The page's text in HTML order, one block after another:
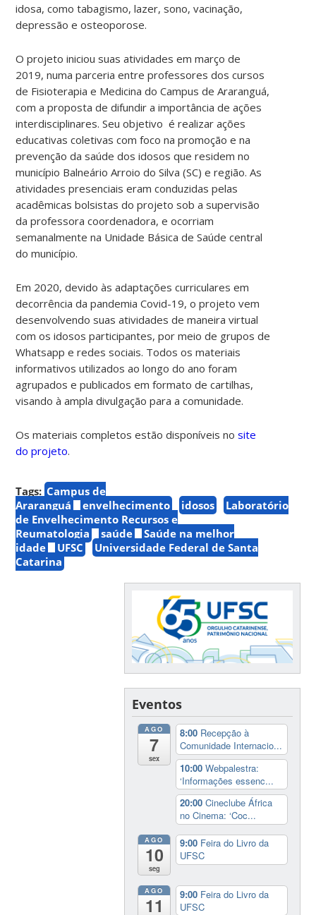
idosa, como tabagismo, lazer, sono, vacinação,
depressão e osteoporose.
O projeto iniciou suas atividades em março de
2019, numa parceria entre professores dos cursos
de Fisioterapia e Medicina do Campus de Araranguá,
com a proposta de difundir a importância de ações
interdisciplinares. Seu objetivo é realizar ações
educativas coletivas com foco na promoção e na
prevenção da saúde dos idosos que residem no
município Balneário Arroio do Silva (SC) e região. As
atividades presenciais eram conduzidas pelas
acadêmicas bolsistas do projeto sob a supervisão
da professora coordenadora, e ocorriam
semanalmente na Unidade Básica de Saúde central
do município.
Em 2020, devido às adaptações curriculares em
decorrência da pandemia Covid-19, o projeto vem
desenvolvendo suas atividades de maneira virtual
com os idosos participantes, por meio de grupos de
Whatsapp e redes sociais. Todos os materiais
informativos utilizados ao longo do ano foram
agrupados e publicados em formato de cartilhas,
visando à ampla divulgação para a comunidade.
Os materiais completos estão disponíveis nosite
do projeto.
Tags: Campus de
Araranguá
envelhecimento idosos
Laboratório
de Envelhecimento Recursos e
Reumatologia
saúde
Saúde na melhor
idade
UFSC
Universidade Federal de Santa
Catarina
Eventos
AGO
7
sex
8:00 Recepção à
Comunidade Internacio...
10:00Webpalestra:
‘Informações essenc...
20:00Cineclube África
no Cinema: ‘Coc...
AGO
10
seg
9:00 Feira do Livro da
UFSC
AGO
11
9:00 Feira do Livro da
UFSC